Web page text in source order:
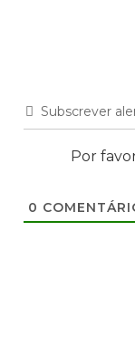
Subscrever
Por
0